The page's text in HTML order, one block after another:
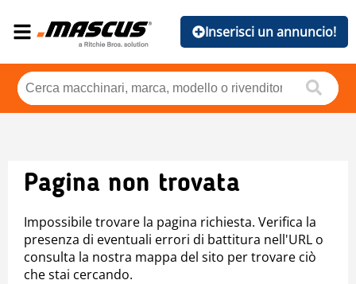
Inserisci un annuncio!
Pagina non trovata
Impossibile trovare la pagina richiesta. Verifica la
presenza di eventuali errori di battitura nell'URL o
consulta la nostra mappa del sito per trovare ciò
che stai cercando.